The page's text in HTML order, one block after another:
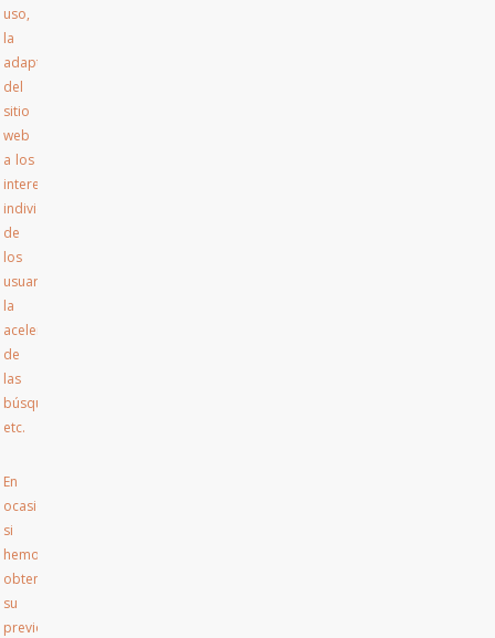
uso,
la
adaptación
del
sitio
web
a los
intereses
individuales
de
los
usuarios,
la
aceleración
de
las
búsquedas,
etc.
En
ocasiones,
si
hemos
obtenido
su
previo